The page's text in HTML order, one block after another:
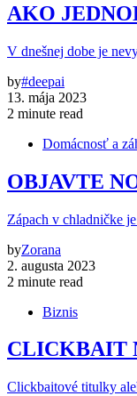
AKO
V dnešnej dobe je
by#deepai
13. mája 2023
2 minute read
Domácnosť a
OBJAVTE
Zápach v chladničke
byZorana
2. augusta 2023
2 minute read
Biznis
CLICKBAIT
Clickbaitové titulky